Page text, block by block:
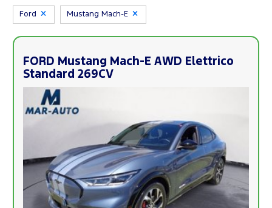
Ford Mustang Mach-E
FORD Mustang Mach-E AWD Elettrico
Standard 269CV